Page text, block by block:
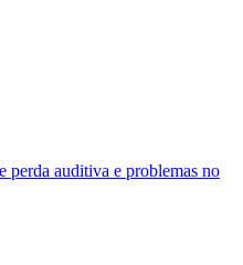
auditiva e problemas no